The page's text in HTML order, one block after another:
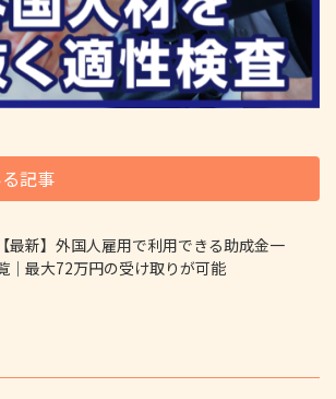
記事
【最新】外国人雇用で利用できる助成金一
｜最大72万円の受け取りが可能